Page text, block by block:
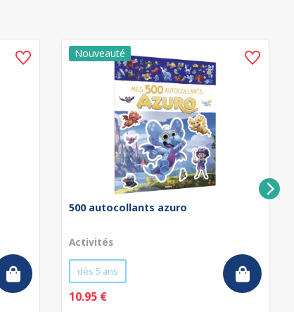
500 autocollants azuro
Activités
dès 5 ans
10.95 €